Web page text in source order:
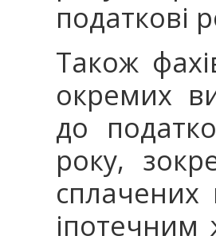
податкові
Також
окремих
до
року,
сплачених